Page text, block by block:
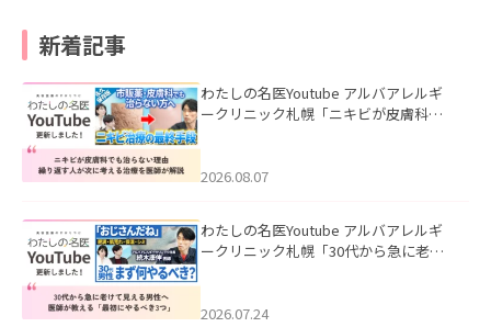
新着記事
わたしの名医Youtube アルバアレルギ
ークリニック札幌「ニキビが皮膚科で
ました。
2026.08.07
わたしの名医Youtube アルバアレルギ
ークリニック札幌「30代から急に老け
た。
2026.07.24